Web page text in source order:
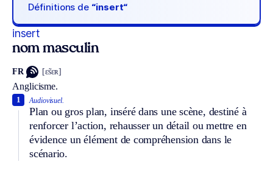
Définitions de “insert“
insert
nom masculin
FR [ɛ̃sɛʀ]
Anglicisme.
Audiovisuel.
Plan ou gros plan, inséré dans une scène, destiné à
renforcer l’action, rehausser un détail ou mettre en
évidence un élément de compréhension dans le
scénario.
1